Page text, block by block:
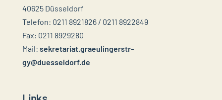
40625 Düsseldorf
Telefon: 0211 8921826 / 0211 8922849
Fax: 0211 8929280
Mail: sekretariat.graeulingerstr-
gy@duesseldorf.de